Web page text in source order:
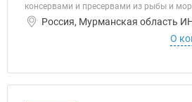
консервами и пресервами из рыбы и
Россия, Мурманская область
О